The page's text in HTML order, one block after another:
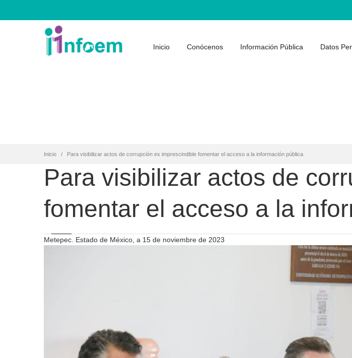
Inicio Conócenos Información Pública Datos
Inicio Para visibilizar actos de corrupción es imprescindible fomentar el acceso a la información pública
Para visibilizar actos de
fomentar el acceso a la
Metepec. Estado de México, a 15 de noviembre de 2023